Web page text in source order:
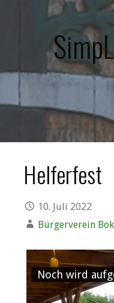
Helferfest
10. Juli 2022
Bürgerverein
Noch wird